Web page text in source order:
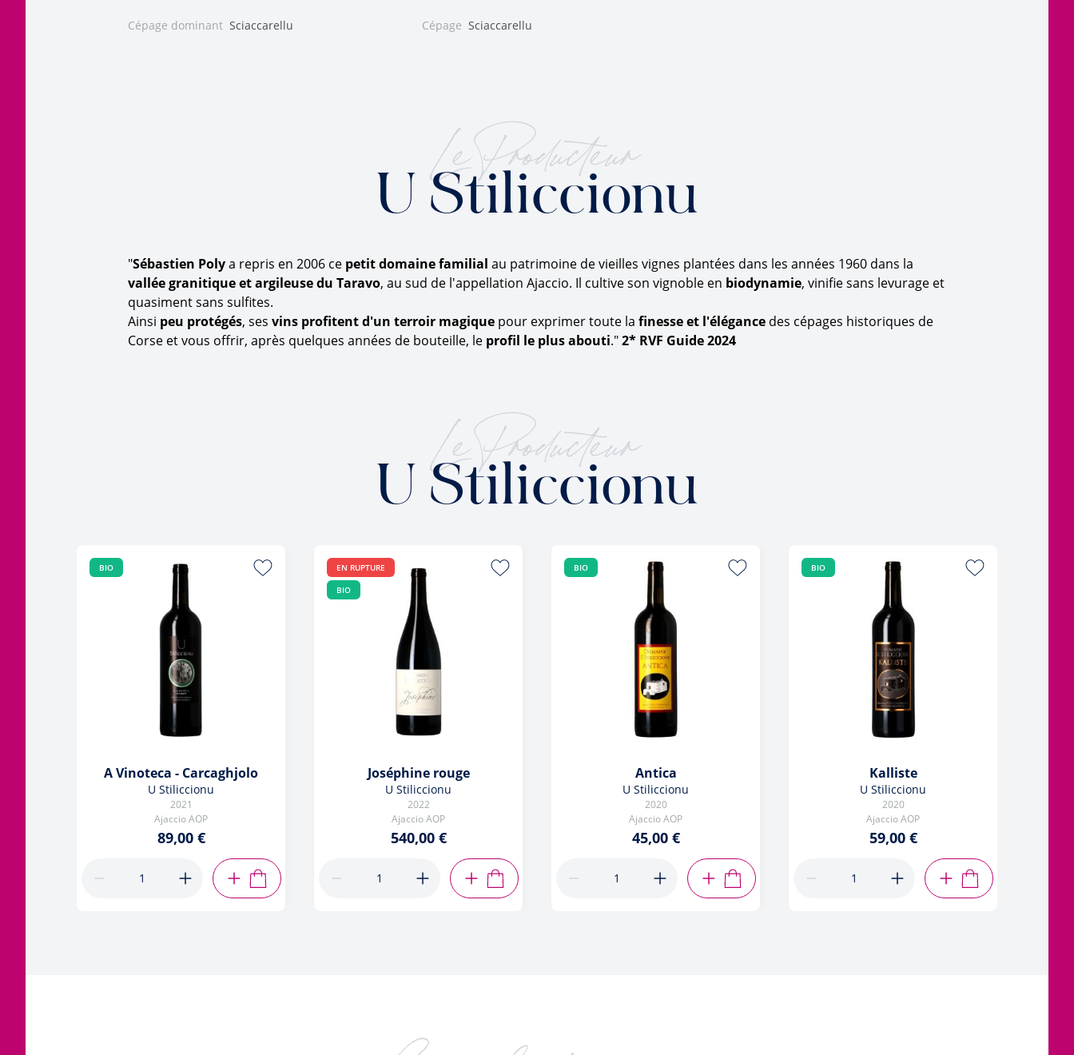
Cépage dominant Sciaccarellu Cépage Sciaccarellu
Le Producteur
U Stiliccionu
"Sébastien Polya repris en 2006 ce petit domaine familial au patrimoine de vieilles vignes plantées dans les années 1960 dans la
vallée granitique et argileuse du Taravo, au sud de l'appellation Ajaccio. Il cultive son vignoble en biodynamie, vinifie sans levurage et
quasiment sans sulfites.
Ainsi peu protégés, ses vins profitent d'un terroir magique pour exprimer toute la finesse et l'élégance des cépages historiques de
Corse et vous offrir, après quelques années de bouteille, le profil le plus abouti."2* RVF Guide 2024
Le Producteur
U Stiliccionu
BIO
A Vinoteca - Carcaghjolo
U Stiliccionu
2021
Ajaccio AOP
89,00 €
AJOUTER AU PANIER
EN RUPTURE
BIO
Joséphine rouge
U Stiliccionu
2022
Ajaccio AOP
540,00 €
AJOUTER AU PANIER
BIO
Antica
U Stiliccionu
2020
Ajaccio AOP
45,00 €
AJOUTER AU PANIER
BIO
Kalliste
U Stiliccionu
2020
Ajaccio AOP
59,00 €
AJOUTER AU PANIER